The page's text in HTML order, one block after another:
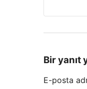
Bir yanıt
E-posta